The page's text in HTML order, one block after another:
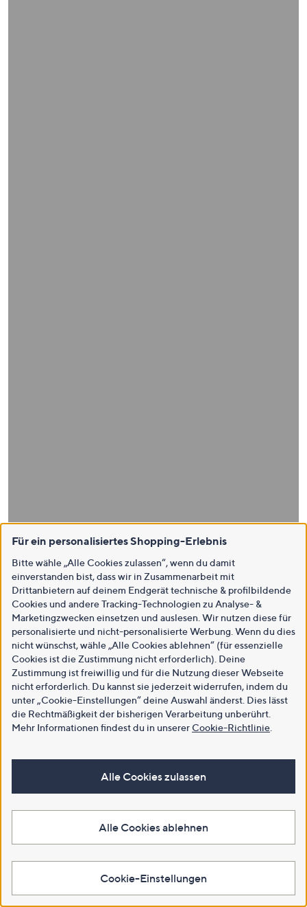
Für ein personalisiertes Shopping-Erlebnis
Bitte wähle „Alle Cookies zulassen“, wenn du damit
einverstanden bist, dass wir in Zusammenarbeit mit
Drittanbietern auf deinem Endgerät technische & profilbildende
Cookies und andere Tracking-Technologien zu Analyse- &
Marketingzwecken einsetzen und auslesen. Wir nutzen diese für
personalisierte und nicht-personalisierte Werbung. Wenn du dies
nicht wünschst, wähle „Alle Cookies ablehnen“ (für essenzielle
Cookies ist die Zustimmung nicht erforderlich). Deine
Zustimmung ist freiwillig und für die Nutzung dieser Webseite
nicht erforderlich. Du kannst sie jederzeit widerrufen, indem du
unter „Cookie-Einstellungen“ deine Auswahl änderst. Dies lässt
die Rechtmäßigkeit der bisherigen Verarbeitung unberührt.
Mehr Informationen findest du in unsererCookie-Richtlinie
Alle Cookies zulassen
Alle Cookies ablehnen
Cookie-Einstellungen